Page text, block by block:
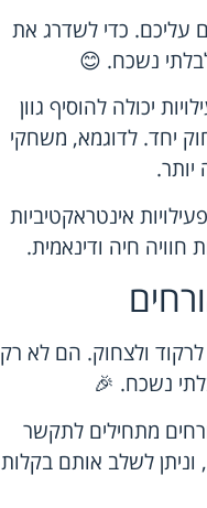
עליכם. כדי לשדרג את
נשכח. 😊
יכולה להוסיף גוון
יחד. לדוגמא, משחקי
אינטראקטיביות
חיה ודינאמית.
ולצחוק. הם לא רק
נשכח. 🎉
מתחילים לתקשר
לשלב אותם בקלות